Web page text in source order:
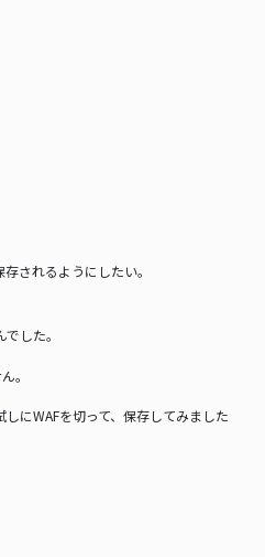
されるようにしたい。
した。
。
にWAFを切って、保存してみました